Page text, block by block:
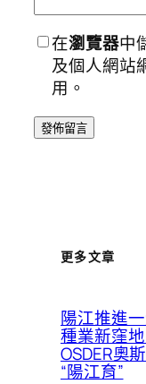
在瀏覽器中
及個人網站
用。
更多文章
陽江推進
種業新窪
OSDER奧
“陽江育”